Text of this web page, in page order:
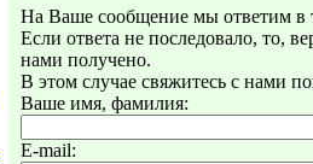
На Ваше сообщение мы ответим в
Если ответа не последовало, то,
нами получено.
В этом случае свяжитесь с нами
Ваше имя, фамилия:
E-mail: